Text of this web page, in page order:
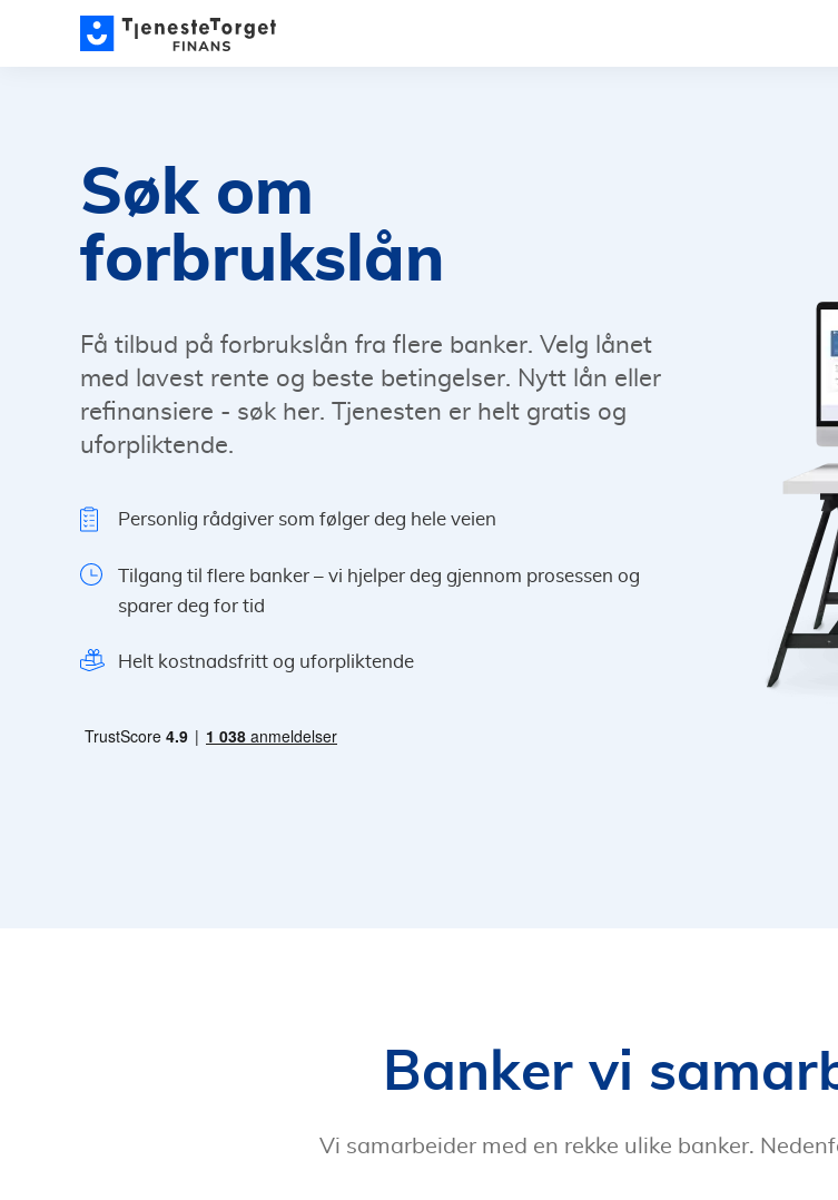
Søk om
forbrukslån
Få tilbud på forbrukslån fra flere banker. Velg lånet
med lavest rente og beste betingelser. Nytt lån eller
refinansiere - søk her. Tjenesten er helt gratis og
uforpliktende.
Personlig rådgiver som følger deg hele veien
Tilgang til flere banker – vi hjelper deg gjennom prosessen og
sparer deg for tid
Helt kostnadsfritt og uforpliktende
Banker vi
Vi samarbeider med en rekke ulike banker.